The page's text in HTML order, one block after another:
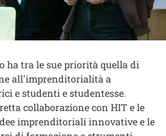
ha tra le sue priorità quella di
all'imprenditorialità a
e studenti e studentesse.
collaborazione con HIT e le
imprenditoriali innovative e le